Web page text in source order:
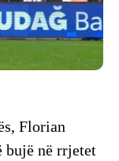
Florian
bujë në rrjetet